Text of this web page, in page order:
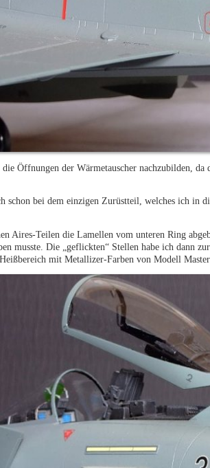
Öffnungen der Wärmetauscher nachzubilden,
schon bei dem einzigen Zurüstteil, welches ich in
Aires-Teilen die Lamellen vom unteren Ring
musste. Die „geflickten“ Stellen habe ich dann
mit Metallizer-Farben von Modell